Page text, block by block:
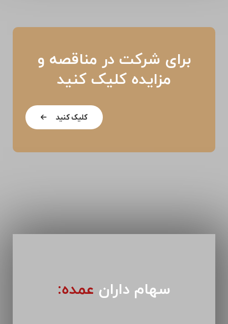
برای شرکت در مناقصه و
مزایده کلیک کنید
کلیک کنید
سهام داران عمده: